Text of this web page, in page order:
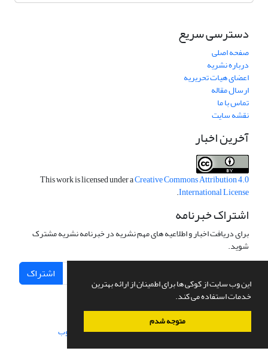
این وب سایت از کوکی ها برای اطمینان از ارائه بهترین
خدمات استفاده می کند.
متوجه شدم
دسترسی سریع
صفحه اصلی
درباره نشریه
اعضای هیات تحریریه
ارسال مقاله
تماس با ما
نقشه سایت
آخرین اخبار
This work is licensed under aCreative Commons Attribution 4.0
International License
.
اشتراک خبرنامه
برای دریافت اخبار و اطلاعیه های مهم نشریه در خبرنامه نشریه مشترک
شوید.
اشتراک
سامانه مدیریت نشریات علمی.طراحی و پیاده سازی از سیناوب